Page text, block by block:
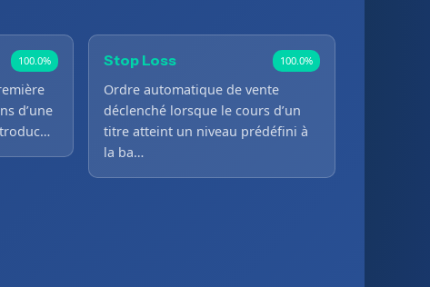
100.0%
d’une
Stop Loss 100.0%
Ordre automatique de vente
déclenché lorsque le cours d’un
titre atteint un niveau prédéfini à
la ba…